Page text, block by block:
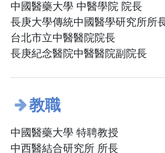
中國醫藥大學 中醫學院 院長
長庚大學傳統中國醫學研究所所
台北市立中醫醫院院長
長庚紀念醫院中醫醫院副院長
教職
中國醫藥大學 特聘教授
中西醫結合研究所 所長